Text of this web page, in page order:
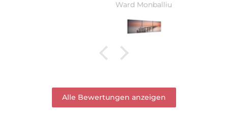
Ward Monballiu
Alle Bewertungen anzeigen